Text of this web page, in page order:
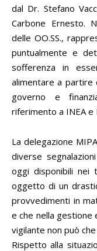
dal Dr. Stefano
Carbone Ernesto.
delle OO.SS.,
puntualmente e
sofferenza in
alimentare a partire
governo e
riferimento a INEA e
La delegazione
diverse
oggi disponibili nei
oggetto di un
provvedimenti in
e che nella gestione
vigilante non può
Rispetto alla